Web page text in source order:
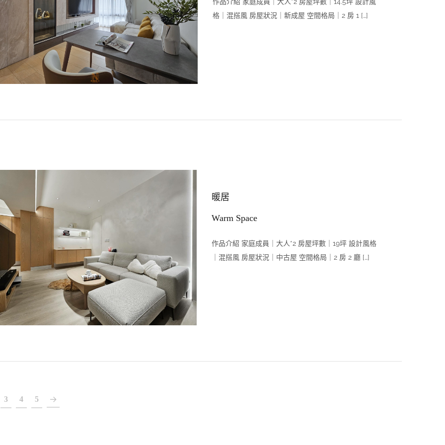
格｜混搭風 房屋狀況｜新成屋 空間格局｜2 房 1 […]
暖居
Warm Space
作品介紹 家庭成員｜大人*2 房屋坪數｜19坪 設計風格
｜混搭風 房屋狀況｜中古屋 空間格局｜2 房 2 廳 […]
3 4 5